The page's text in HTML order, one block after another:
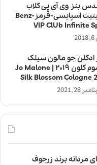
بنز وی آی پی کلاب
اینفینیت اسپایسی-قرمز-Benz
VIP ClUb Infinite
جو مالون سیلک
بلوسوم کلون ۲۰۱۹ | Jo Malone
Silk Blossom Cologne
28, 2021